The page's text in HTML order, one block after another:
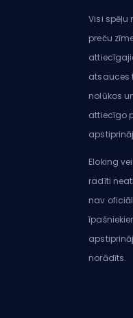
Visi spēļu
preču
atsauces
nolūkos
attiecīgo
Eloking
radīti
nav
norādīts.